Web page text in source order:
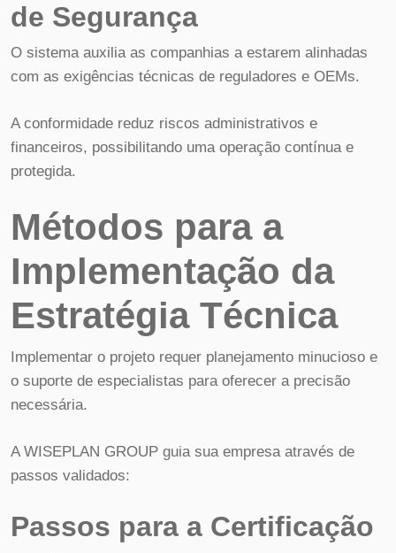
de Segurança
O sistema auxilia as companhias a estarem alinhadas
com as exigências técnicas de reguladores e OEMs.
A conformidade reduz riscos administrativos e
financeiros, possibilitando uma operação contínua e
protegida.
Métodos para a
Implementação da
Estratégia Técnica
Implementar o projeto requer planejamento minucioso e
o suporte de especialistas para oferecer a precisão
necessária.
A WISEPLAN GROUP guia sua empresa através de
passos validados:
Passos para a Certificação